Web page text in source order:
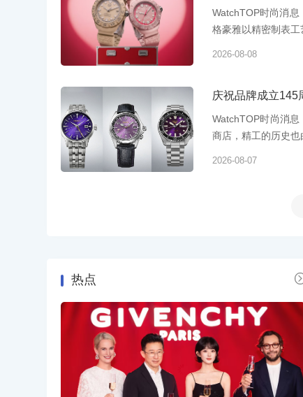
WatchTOP时尚消
格豪雅以精密制表
2026-08-08
庆祝品牌成立145
WatchTOP时尚消
商店，精工的历史
2026-08-07
热点